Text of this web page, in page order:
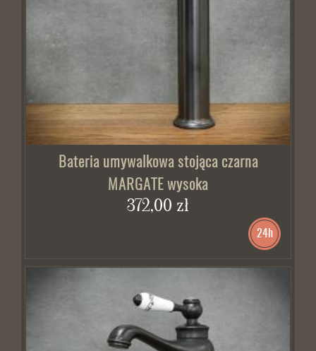
Bateria umywalkowa stojąca czarna
MARGATE wysoka
372,00 zł
24h